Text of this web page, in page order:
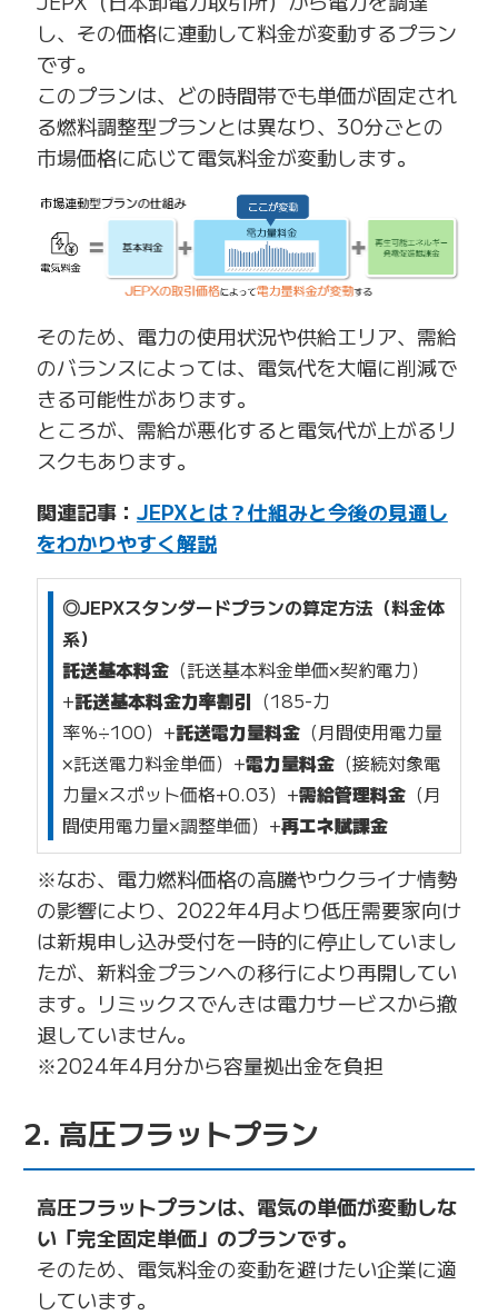
し、その価格に連動して料金が変動するプラン
です。
このプランは、どの時間帯でも単価が固定され
る燃料調整型プランとは異なり、30分ごとの
市場価格に応じて電気料金が変動します。
そのため、電力の使用状況や供給エリア、需給
のバランスによっては、電気代を大幅に削減で
きる可能性があります。
ところが、需給が悪化すると電気代が上がるリ
スクもあります。
関連記事： JEPXとは？仕組みと今後の見通し
をわかりやすく解説
◎JEPXスタンダードプランの算定方法（料金体
系）
託送基本料金（託送基本料金単価×契約電力）
+託送基本料金力率割引 （185-力
率％÷100）+託送電力量料金（月間使用電力量
×託送電力料金単価）+電力量料金（接続対象電
力量×スポット価格+0.03）+需給管理料金（月
間使用電力量×調整単価） +再エネ賦課金
※なお、電力燃料価格の高騰やウクライナ情勢
の影響により、2022年4月より低圧需要家向け
は新規申し込み受付を一時的に停止していまし
たが、新料金プランへの移行により再開してい
ます。リミックスでんきは電力サービスから撤
退していません。
※2024年4月分から容量拠出金を負担
2. 高圧フラットプラン
高圧フラットプランは、電気の単価が変動しな
い「完全固定単価」のプランです。
そのため、電気料金の変動を避けたい企業に適
しています。